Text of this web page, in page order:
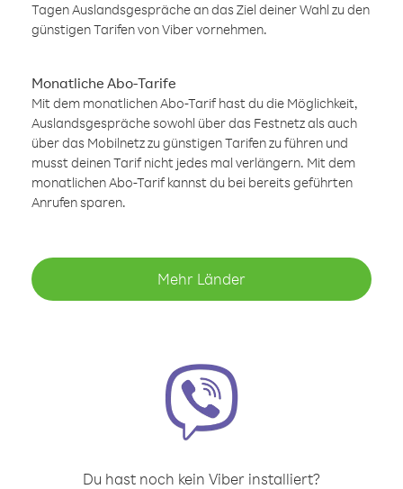
Tagen Auslandsgespräche an das Ziel deiner Wahl zu den
günstigen Tarifen von Viber vornehmen.
Monatliche Abo-Tarife
Mit dem monatlichen Abo-Tarif hast du die Möglichkeit,
Auslandsgespräche sowohl über das Festnetz als auch
über das Mobilnetz zu günstigen Tarifen zu führen und
musst deinen Tarif nicht jedes mal verlängern. Mit dem
monatlichen Abo-Tarif kannst du bei bereits geführten
Anrufen sparen.
Mehr Länder
Du hast noch kein Viber installiert?